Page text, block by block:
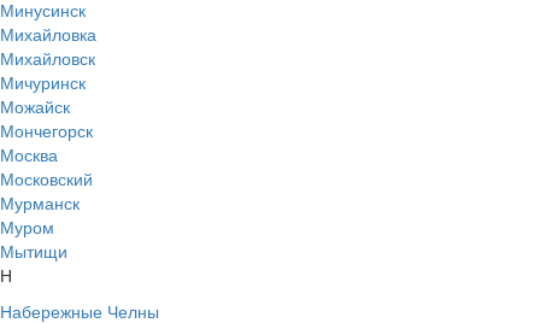
Минусинск
Михайловка
Михайловск
Мичуринск
Можайск
Мончегорск
Москва
Московский
Мурманск
Муром
Мытищи
Н
Набережные Челны